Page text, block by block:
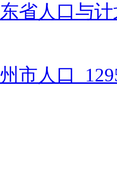
省人口与
市人口